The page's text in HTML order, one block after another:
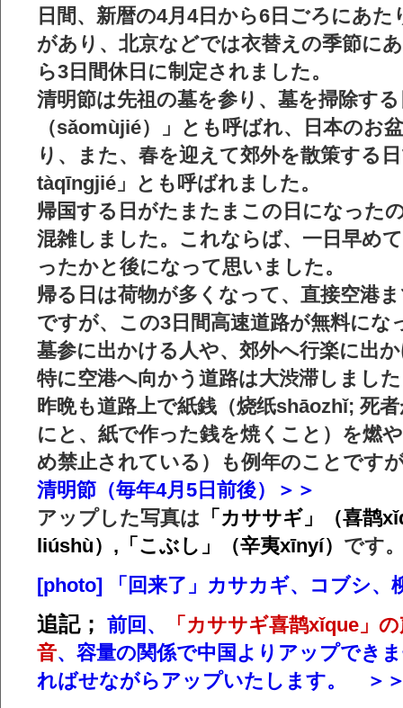
日間、新暦の4月4日から6日ごろにあ
があり、北京などでは衣替えの季節に
ら3日間休日に制定されました。
清明節は先祖の墓を参り、墓を掃除す
（sǎomùjié）」とも呼ばれ、日本のお
り、また、春を迎えて郊外を散策する
tàqīngjié」とも呼ばれました。
帰国する日がたまたまこの日になった
混雑しました。これならば、一日早め
ったかと後になって思いました。
帰る日は荷物が多くなって、直接空港
ですが、この3日間高速道路が無料にな
墓参に出かける人や、郊外へ行楽に出
特に空港へ向かう道路は大渋滞しまし
昨晩も道路上で紙銭（烧纸shāozhǐ; 死
にと、紙で作った銭を焼くこと）を燃
め禁止されている）も例年のことです
清明節（毎年4月5日前後）＞＞
アップした写真は 「カササギ」（喜鹊
liúshù）,「こぶし」（辛夷xīnyí） です
[photo] 「回来了」カサカギ、コブシ
追記； 前回、
「カササギ喜鹊xǐque」
音、容量の関係で中国よりアップでき
ればせながらアップいたします。 ＞